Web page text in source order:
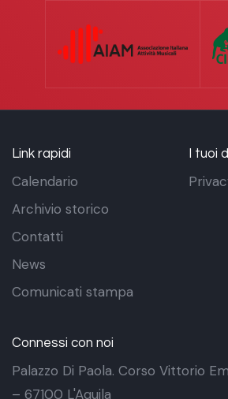
Link rapidi
Calendario
Archivio storico
Contatti
News
Comunicati stampa
I tuoi
Connessi con noi
Palazzo Di Paola. Corso Vittorio
– 67100 L'Aquila